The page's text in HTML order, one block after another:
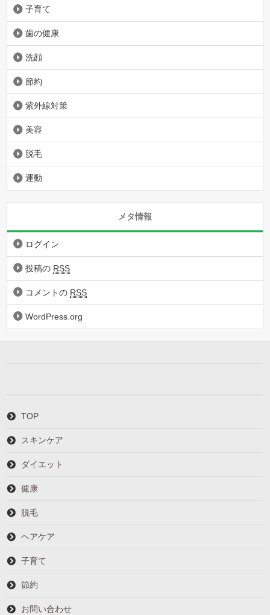
子育て
歯の健康
洗顔
節約
紫外線対策
美容
脱毛
運動
メタ情報
ログイン
投稿の RSS
コメントの RSS
WordPress.org
TOP
スキンケア
ダイエット
健康
脱毛
ヘアケア
子育て
節約
お問い合わせ